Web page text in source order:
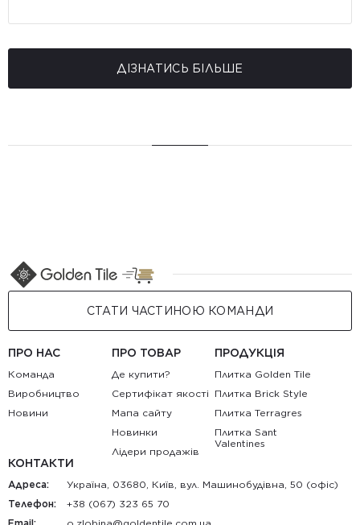
ДІЗНАТИСЬ БІЛЬШЕ
СТАТИ ЧАСТИНОЮ КОМАНДИ
ПРО НАС
Команда
Виробництво
Новини
ПРО ТОВАР
Де купити?
Сертифікат якості
Мапа сайту
Новинки
Лідери продажів
ПРОДУКЦІЯ
Плитка Golden Tile
Плитка Brick Style
Плитка Terragres
Плитка Sant
Valentines
КОНТАКТИ
Адреса:
Україна, 03680, Київ, вул. Машинобудівна, 50 (офіс)
Телефон:
+38 (067) 323 65 70